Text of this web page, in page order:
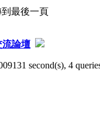
最後一頁
流論壇
second(s), 4